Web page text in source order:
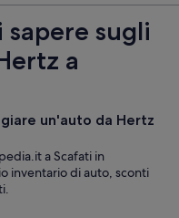
sugli
a
un'auto da Hertz
a Scafati in
inventario di auto, sconti